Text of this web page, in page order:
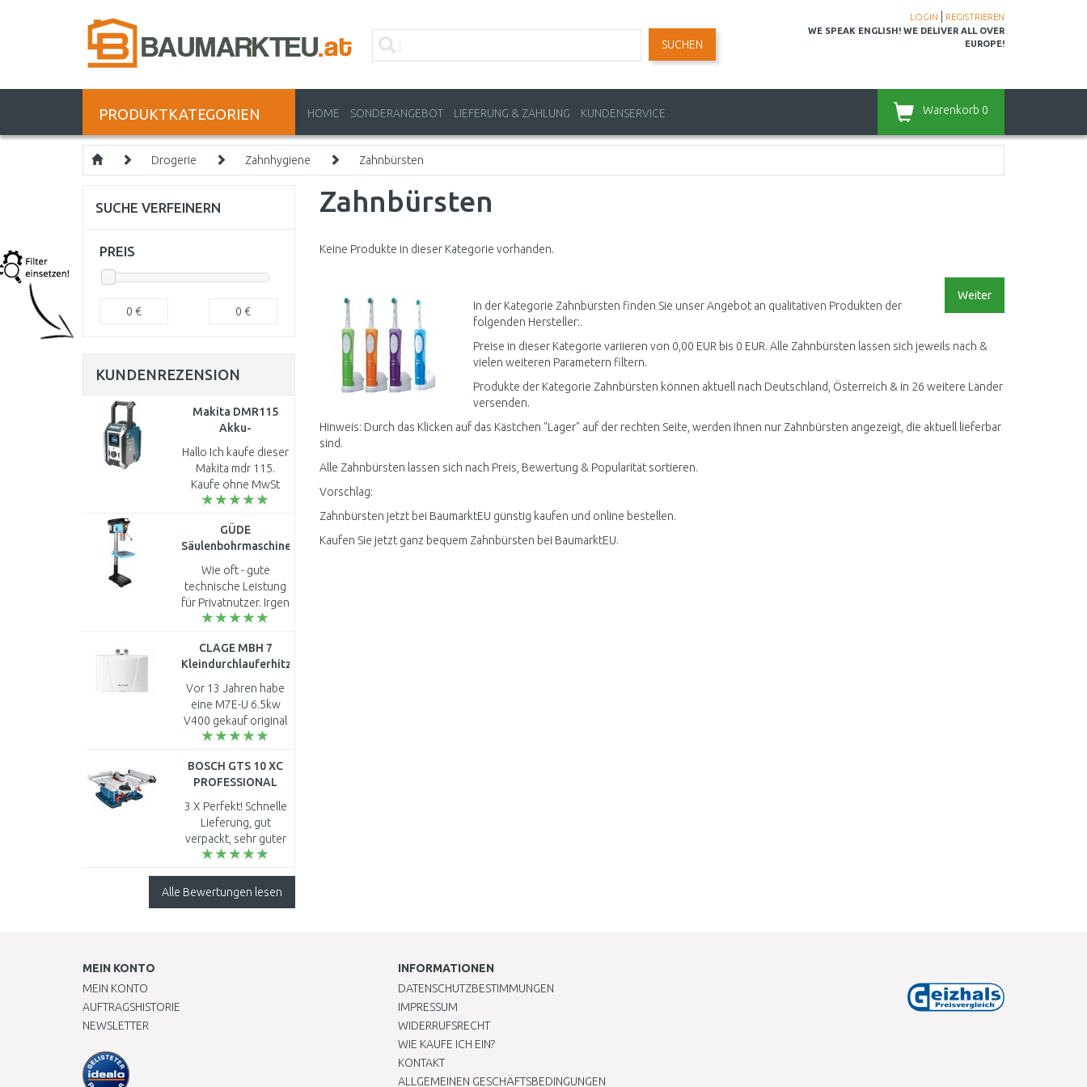
LOGIN
REGISTRIEREN
WE SPEAK ENGLISH! WE DELIVER ALL OVER
EUROPE!
SUCHEN
PRODUKTKATEGORIEN HOME SONDERANGEBOT LIEFERUNG & ZAHLUNG KUNDENSERVICE Warenkorb 0
Drogerie Zahnhygiene Zahnbürsten
Zahnbürsten
Keine Produkte in dieser Kategorie vorhanden.
Weiter
In der Kategorie Zahnbürsten finden Sie unser Angebot an qualitativen Produkten der
folgenden Hersteller:.
Preise in dieser Kategorie variieren von 0,00 EUR bis 0 EUR. Alle Zahnbürsten lassen sich jeweils nach &
vielen weiteren Parametern filtern.
Produkte der Kategorie Zahnbürsten können aktuell nach Deutschland, Österreich & in 26 weitere Länder
versenden.
Hinweis: Durch das Klicken auf das Kästchen "Lager" auf der rechten Seite, werden Ihnen nur Zahnbürsten angezeigt, die aktuell lieferbar
sind.
Alle Zahnbürsten lassen sich nach Preis, Bewertung & Popularität sortieren.
Vorschlag:
Zahnbürsten jetzt bei BaumarktEU günstig kaufen und online bestellen.
Kaufen Sie jetzt ganz bequem Zahnbürsten bei BaumarktEU.
SUCHE VERFEINERN
PREIS
0 € 0 €
KUNDENREZENSION
Makita DMR115
Akku-
Baustellenradio
DAB, Bluetooth,
USB Li-ion CXT
10,8/12V,LXT14,4/18V
Hallo Ich kaufe dieser
Makita mdr 115.
Kaufe ohne MwSt
weil ich eine Steur
Frankreich. Was
kostet diser Radion
mit Versand. ..
GÜDE
Säulenbohrmaschine
GSB 32 55435 400
Volt
Standbohrmaschine
55435
Wie oft - gute
technische Leistung
für Privatnutzer. Irgen
welche Kleinigkeiten
nachzuarbeiten,
nachzurüsten - aber
der pr..
CLAGE MBH 7
Kleindurchlauferhitzer
6,5 kW 2 x 400 V
1500-16007
Vor 13 Jahren habe
eine M7E-U 6.5kw
V400 gekauf original
heizpatrone nach 6
kaputtgegangen
neue patrone
bestellt neue filter g..
BOSCH GTS 10 XC
PROFESSIONAL
Tischsäge
0601B30400
3 X Perfekt! Schnelle
Lieferung, gut
verpackt, sehr guter
Preis!!!! Also was will
derzeitigen
Alle Bewertungen lesen
MEIN KONTO
MEIN KONTO
AUFTRAGSHISTORIE
NEWSLETTER
INFORMATIONEN
DATENSCHUTZBESTIMMUNGEN
IMPRESSUM
WIDERRUFSRECHT
WIE KAUFE ICH EIN?
KONTAKT
ALLGEMEINEN GESCHÄFTSBEDINGUNGEN